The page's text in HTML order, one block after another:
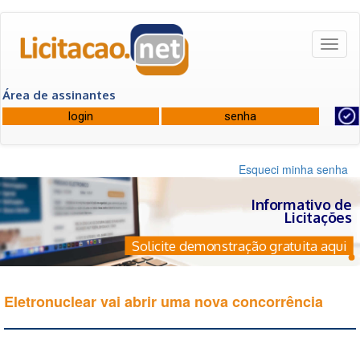
Área de assinantes
Esqueci minha senha
Informativo de
Licitações
Solicite demonstração gratuita aqui
Eletronuclear vai abrir uma nova concorrência